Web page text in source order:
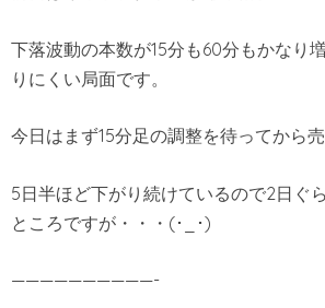
下落波動の本数が15分も60分もかなり
りにくい局面です。
今日はまず15分足の調整を待ってから売
5日半ほど下がり続けているので2日ぐ
ところですが・・・(･_･)
——————————-